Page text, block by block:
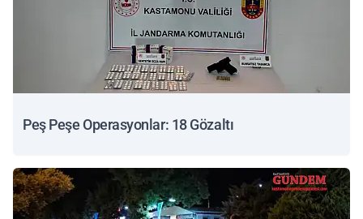
Peş Peşe Operasyonlar: 18 Gözaltı